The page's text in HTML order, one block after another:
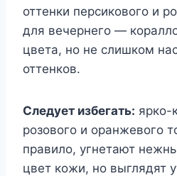
оттенки персикового и
для вечернего —
цвета, но не слишком
оттенков.
Следует избегать: ярко-
розового и оранжевого
правило, угнетают
цвет кожи, но выглядят